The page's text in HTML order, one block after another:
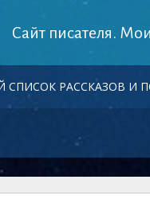
Сайт писателя.
СПИСОК РАССКАЗОВ И